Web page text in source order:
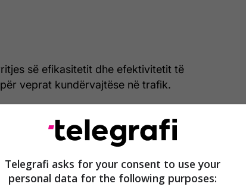
së efikasitetit dhe efektivitetit të
veprat kundërvajtëse në trafik.
vendimi është parandalimi dhe zvogëlimi i
trafik", thekson komunikata për
Telegrafi asks for your consent to use your
personal data for the following purposes: